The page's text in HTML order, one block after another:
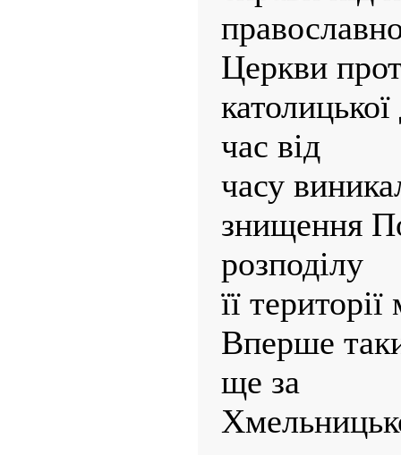
Церкви
час від
часу
знищення
розподілу
її
Вперше
ще за